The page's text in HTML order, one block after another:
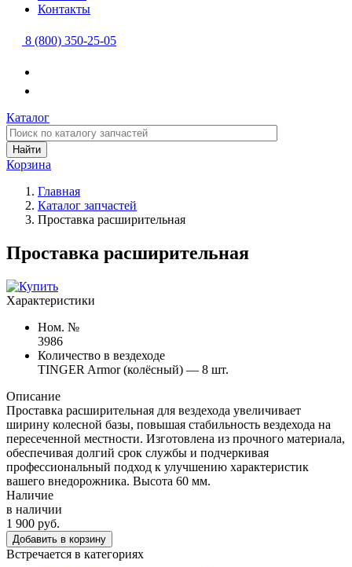
Контакты
8 (800) 350-25-05
Каталог
Найти
Корзина
Главная
Каталог запчастей
Проставка расширительная
Проставка расширительная
Характеристики
Ном. №
3986
Количество в вездеходе
TINGER Armor (колёсный) — 8 шт.
Описание
Проставка расширительная для вездехода увеличивает
ширину колесной базы, повышая стабильность вездехода на
пересеченной местности. Изготовлена из прочного материала,
обеспечивая долгий срок службы и подчеркивая
профессиональный подход к улучшению характеристик
вашего внедорожника. Высота 60 мм.
Наличие
в наличии
1 900 руб.
Добавить в корзину
Встречается в категориях